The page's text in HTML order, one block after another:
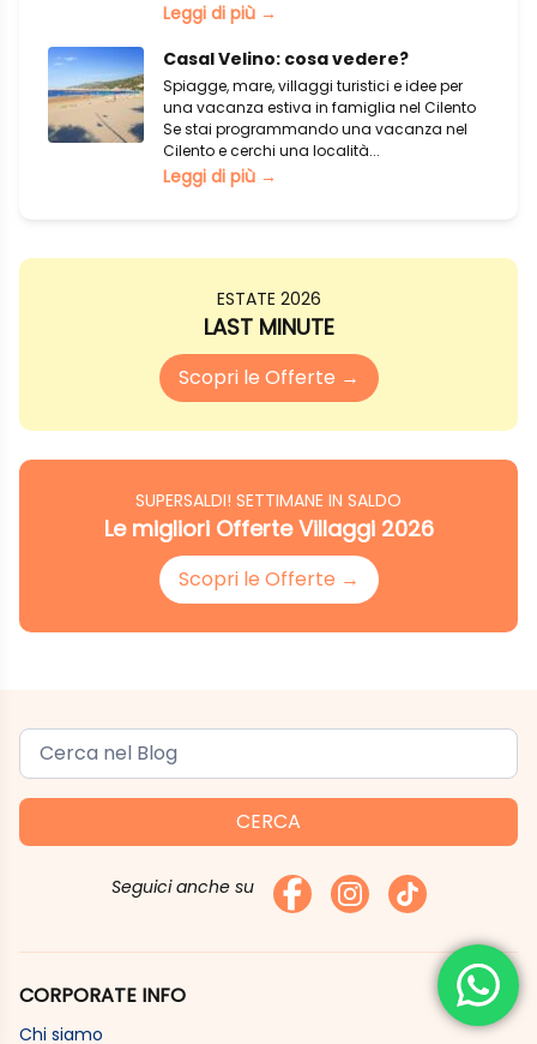
Leggi di più →
Casal Velino: cosa vedere?
Spiagge, mare, villaggi turistici e idee per
una vacanza estiva in famiglia nel Cilento
Se stai programmando una vacanza nel
Cilento e cerchi una località...
Leggi di più →
ESTATE 2026
LAST MINUTE
Scopri le Offerte →
SUPERSALDI! SETTIMANE IN SALDO
Le migliori Offerte Villaggi 2026
Scopri le Offerte →
CERCA
Seguici anche su
CORPORATE INFO
Chi siamo